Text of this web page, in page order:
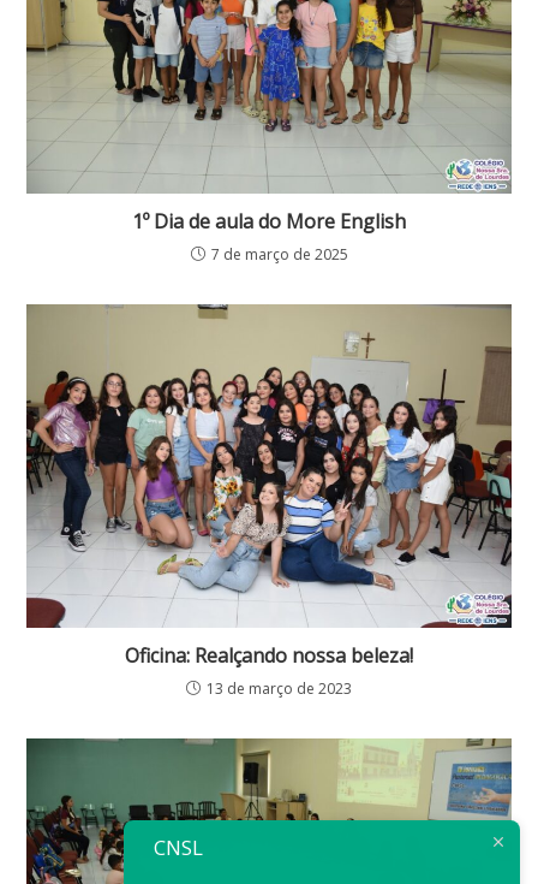
1º Dia de aula do More English
7 de março de 2025
Oficina: Realçando nossa beleza!
13 de março de 2023
CNSL